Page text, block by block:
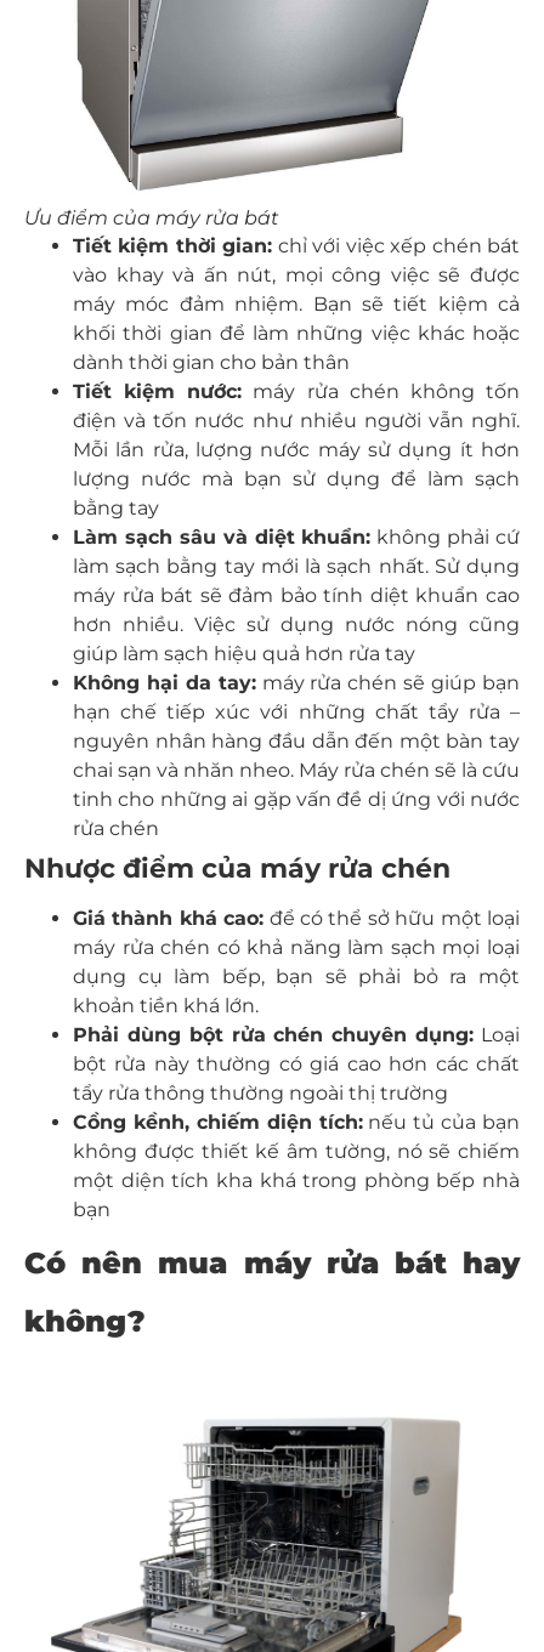
Ưu điểm của máy rửa bát
Tiết kiệm thời gian: chỉ với việc xếp chén bát
vào khay và ấn nút, mọi công việc sẽ được
máy móc đảm nhiệm. Bạn sẽ tiết kiệm cả
khối thời gian để làm những việc khác hoặc
dành thời gian cho bản thân
Tiết kiệm nước: máy rửa chén không tốn
điện và tốn nước như nhiều người vẫn nghĩ.
Mỗi lần rửa, lượng nước máy sử dụng ít hơn
lượng nước mà bạn sử dụng để làm sạch
bằng tay
Làm sạch sâu và diệt khuẩn: không phải cứ
làm sạch bằng tay mới là sạch nhất. Sử dụng
máy rửa bát sẽ đảm bảo tính diệt khuẩn cao
hơn nhiều. Việc sử dụng nước nóng cũng
giúp làm sạch hiệu quả hơn rửa tay
Không hại da tay:máy rửa chén sẽ giúp bạn
hạn chế tiếp xúc với những chất tẩy rửa –
nguyên nhân hàng đầu dẫn đến một bàn tay
chai sạn và nhăn nheo. Máy rửa chén sẽ là cứu
tinh cho những ai gặp vấn đề dị ứng với nước
rửa chén
Nhược điểm của máy rửa chén
Giá thành khá cao: để có thể sở hữu một loại
máy rửa chén có khả năng làm sạch mọi loại
dụng cụ làm bếp, bạn sẽ phải bỏ ra một
khoản tiền khá lớn.
Phải dùng bột rửa chén chuyên dụng: Loại
bột rửa này thường có giá cao hơn các chất
tẩy rửa thông thường ngoài thị trường
Cồng kềnh, chiếm diện tích:nếu tủ của bạn
không được thiết kế âm tường, nó sẽ chiếm
một diện tích kha khá trong phòng bếp nhà
bạn
Có nên mua máy rửa bát hay
không?